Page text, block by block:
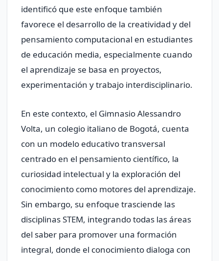
identificó que este enfoque también
favorece el desarrollo de la creatividad y del
pensamiento computacional en estudiantes
de educación media, especialmente cuando
el aprendizaje se basa en proyectos,
experimentación y trabajo interdisciplinario.
En este contexto, el Gimnasio Alessandro
Volta, un colegio italiano de Bogotá, cuenta
con un modelo educativo transversal
centrado en el pensamiento científico, la
curiosidad intelectual y la exploración del
conocimiento como motores del aprendizaje.
Sin embargo, su enfoque trasciende las
disciplinas STEM, integrando todas las áreas
del saber para promover una formación
integral, donde el conocimiento dialoga con